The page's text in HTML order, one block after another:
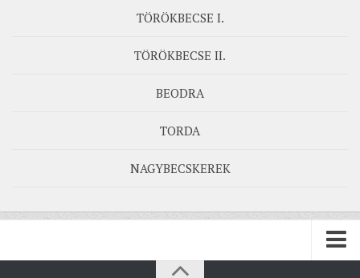
TÖRÖKBECSE I.
TÖRÖKBECSE II.
BEODRA
TORDA
NAGYBECSKEREK